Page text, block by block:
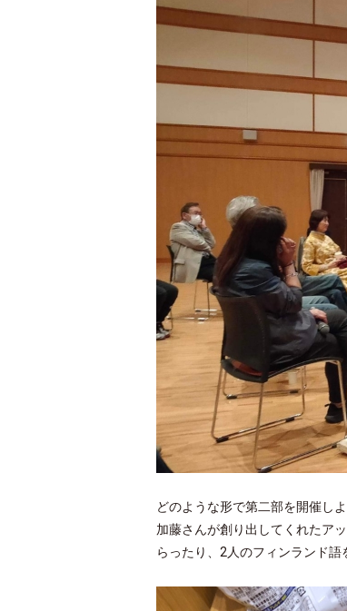
どのような形で第二部を開催し
加藤さんが創り出してくれたア
らったり、2人のフィンランド語